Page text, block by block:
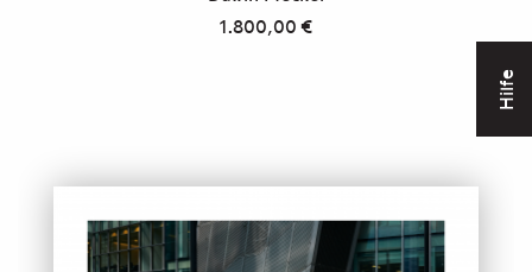
Hilfe
1.800,00€